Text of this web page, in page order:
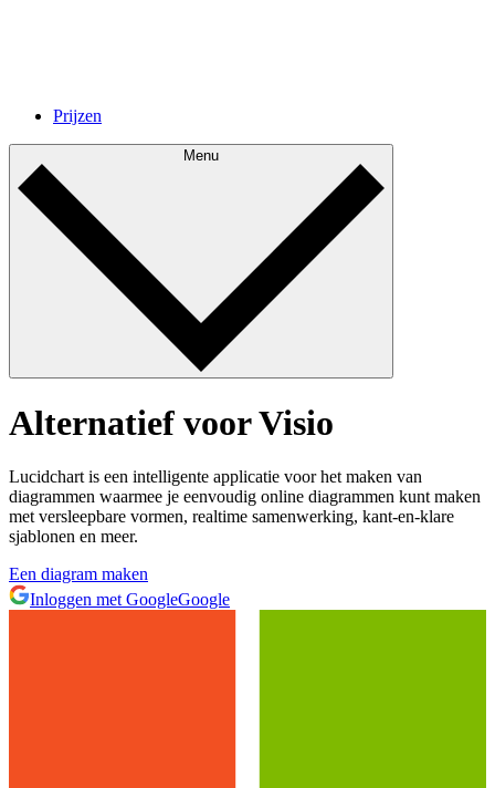
Prijzen
Menu
Alternatief voor Visio
Lucidchart is een intelligente applicatie voor het maken van
diagrammen waarmee je eenvoudig online diagrammen kunt maken
met versleepbare vormen, realtime samenwerking, kant-en-klare
sjablonen en meer.
Een diagram maken
Inloggen met GoogleGoogle